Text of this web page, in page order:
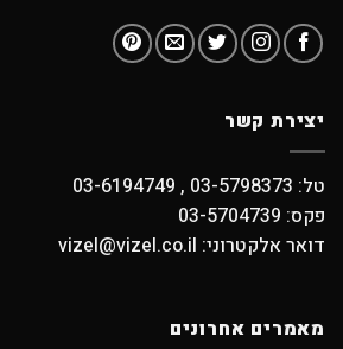
יצירת קשר
טל: 03-5798373 , 03-6194749
פקס: 03-5704739
דואר אלקטרוני: vizel@vizel.co.il
מאמרים אחרונים